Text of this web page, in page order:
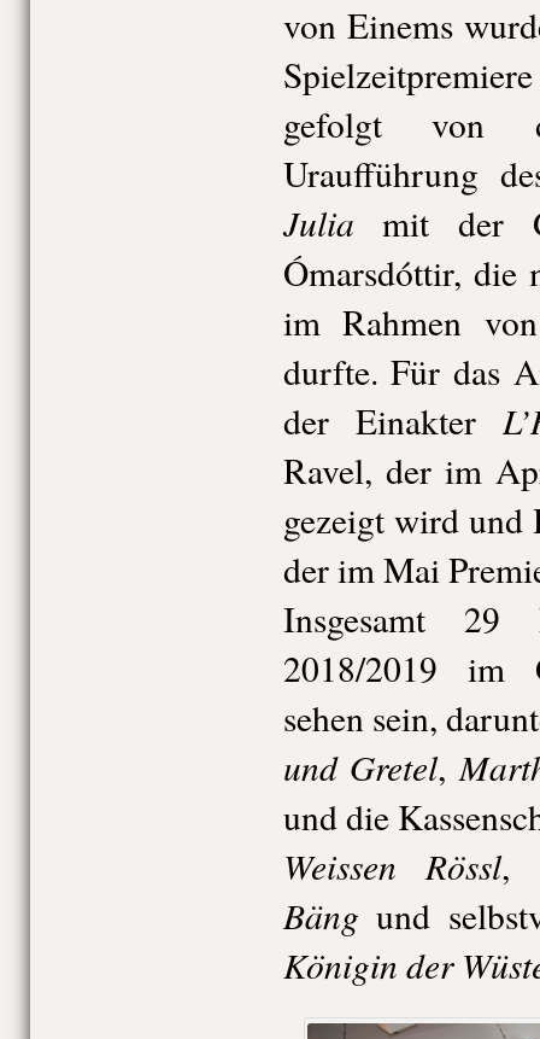
von Einems
gefolgt von
Uraufführung
Julia mit der
Ómarsdóttir, die
im Rahmen
durfte. Für das
der Einakter
Ravel, der im
gezeigt wird und
der im Mai
Insgesamt 29
2018/2019 im
sehen sein,
und Gretel,
und die
Weissen Rössl,
Bäng und
Königin der